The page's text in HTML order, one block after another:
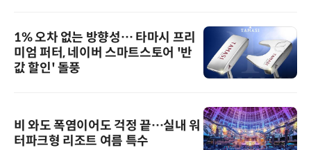
1% 오차 없는 방향성… 타마시 프리
미엄 퍼터, 네이버 스마트스토어 '반
값 할인' 돌풍
비 와도 폭염이어도 걱정 끝…실내 워
터파크형 리조트 여름 특수